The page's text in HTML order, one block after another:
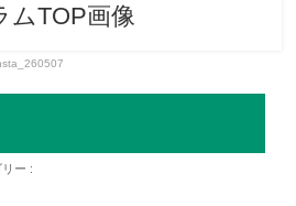
ムTOP画像
ー :